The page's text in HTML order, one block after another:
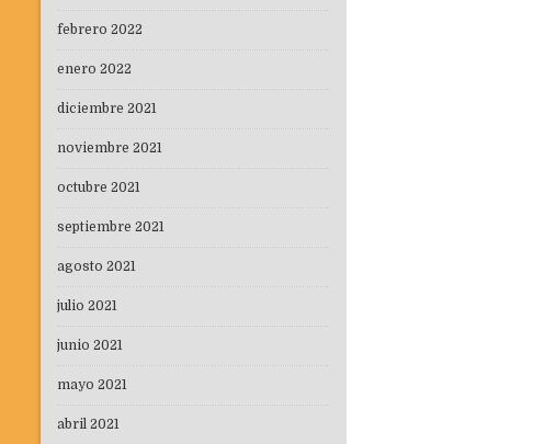
febrero 2022
enero 2022
diciembre 2021
noviembre 2021
octubre 2021
septiembre 2021
agosto 2021
julio 2021
junio 2021
mayo 2021
abril 2021